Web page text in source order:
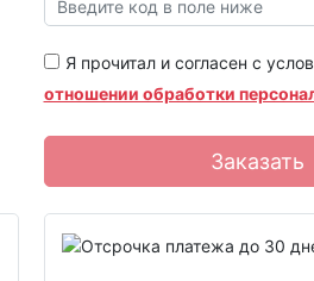
Я прочитал и согласен с
отношении обработки
Заказать